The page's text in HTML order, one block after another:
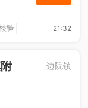
验 21:32
边院镇